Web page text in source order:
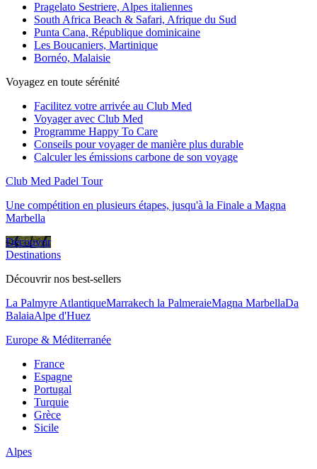
Pragelato Sestriere, Alpes italiennes
South Africa Beach & Safari, Afrique du Sud
Punta Cana, République dominicaine
Les Boucaniers, Martinique
Bornéo, Malaisie
Voyagez en toute sérénité
Facilitez votre arrivée au Club Med
Voyager avec Club Med
Programme Happy To Care
Conseils pour voyager de manière plus durable
Calculer les émissions carbone de son voyage
Club Med Padel Tour
Une compétition en plusieurs étapes, jusqu'à la Finale a Magna
Marbella
Découvrir
Destinations
Découvrir nos best-sellers
La Palmyre AtlantiqueMarrakech la PalmeraieMagna MarbellaDa
BalaiaAlpe d'Huez
Europe & Méditerranée
France
Espagne
Portugal
Turquie
Grèce
Sicile
Alpes